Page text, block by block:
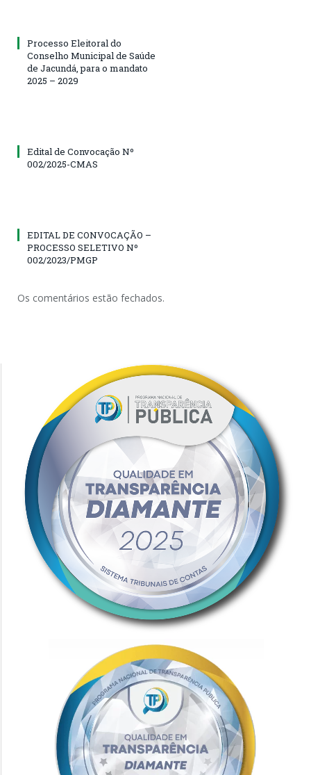
Processo Eleitoral do
Conselho Municipal de Saúde
de Jacundá, para o mandato
2025 – 2029
Edital de Convocação Nº
002/2025-CMAS
EDITAL DE CONVOCAÇÃO –
PROCESSO SELETIVO Nº
002/2023/PMGP
Os comentários estão fechados.